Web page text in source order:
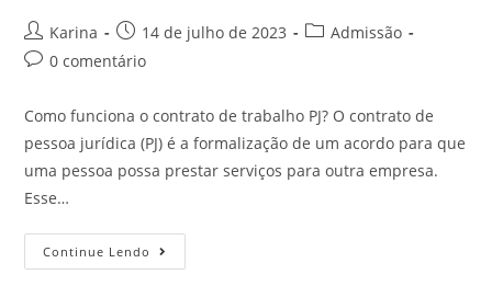
Karina 14 de julho de 2023
Admissão
0 comentário
Como funciona o contrato de trabalho PJ? O contrato de
pessoa jurídica (PJ) é a formalização de um acordo para que
uma pessoa possa prestar serviços para outra empresa.
Esse…
Continue Lendo